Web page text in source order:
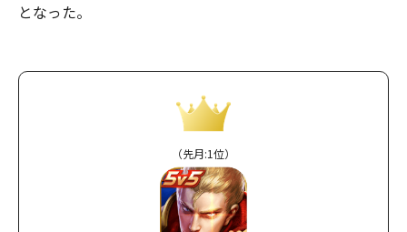
となった。
（先月:1位）